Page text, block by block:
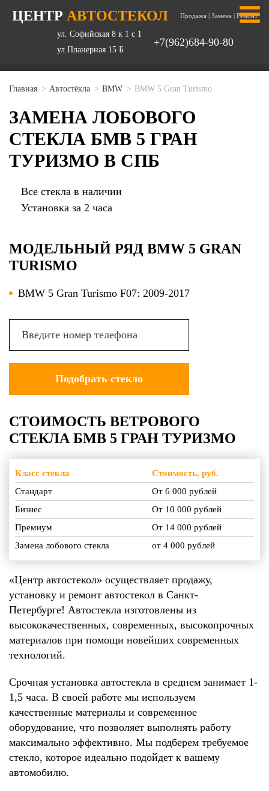
ЦЕНТР АВТОСТЕКОЛ Продажа | Замена | Ремонт
ул. Софийская 8 к 1 с 1
ул.Планерная 15 Б
+7(962)684-90-80
Главная Автостёкла BMW BMW 5 Gran Turismo
ЗАМЕНА ЛОБОВОГО
СТЕКЛА БМВ 5 ГРАН
ТУРИЗМО В СПБ
Все стекла в наличии
Установка за 2 часа
МОДЕЛЬНЫЙ РЯД BMW 5 GRAN
TURISMO
BMW 5 Gran Turismo F07: 2009-2017
СТОИМОСТЬ ВЕТРОВОГО
СТЕКЛА БМВ 5 ГРАН ТУРИЗМО
Класс стекла
Стоимость, руб.
Стандарт
От 6 000 рублей
Бизнес
От 10 000 рублей
Премиум
От 14 000 рублей
Замена лобового стекла
от 4 000 рублей
«Центр автостекол» осуществляет продажу,
установку и ремонт автостекол в Санкт-
Петербурге! Автостекла изготовлены из
высококачественных, современных, высокопрочных
материалов при помощи новейших современных
технологий.
Срочная установка автостекла в среднем занимает 1-
1,5 часа. В своей работе мы используем
качественные материалы и современное
оборудование, что позволяет выполнять работу
максимально эффективно. Мы подберем требуемое
стекло, которое идеально подойдет к вашему
автомобилю.